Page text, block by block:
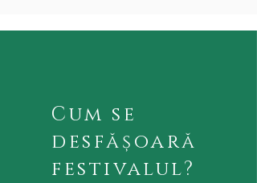
Cum se
desfășoară
festivalul?